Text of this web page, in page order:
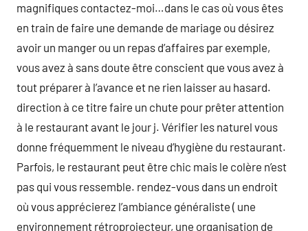
magnifiques contactez-moi…dans le cas où vous êtes
en train de faire une demande de mariage ou désirez
avoir un manger ou un repas d’affaires par exemple,
vous avez à sans doute être conscient que vous avez à
tout préparer à l’avance et ne rien laisser au hasard.
direction à ce titre faire un chute pour prêter attention
à le restaurant avant le jour j. Vérifier les naturel vous
donne fréquemment le niveau d’hygiène du restaurant.
Parfois, le restaurant peut être chic mais le colère n’est
pas qui vous ressemble. rendez-vous dans un endroit
où vous apprécierez l’ambiance généraliste ( une
environnement rétroprojecteur, une organisation de